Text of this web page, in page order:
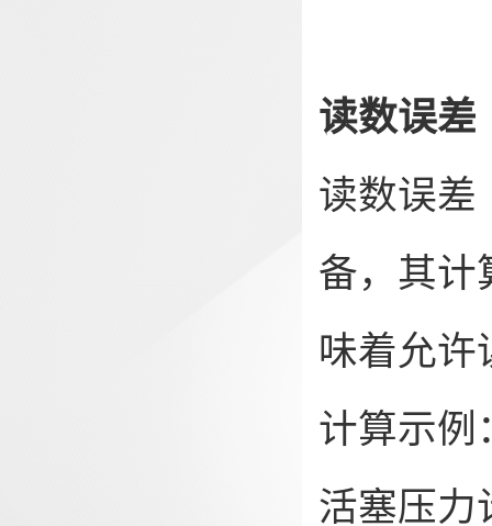
读数误差
读数误差
备，其计
味着允许
计算示例
活塞压力